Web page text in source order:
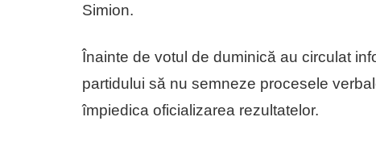
Simion.
Înainte de votul de duminică au circulat
partidului să nu semneze procesele
împiedica oficializarea rezultatelor.